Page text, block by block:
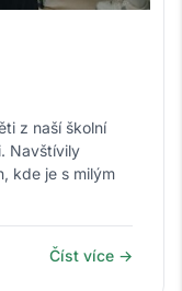
z naší školní
Navštívily
kde je s milým
Číst více →